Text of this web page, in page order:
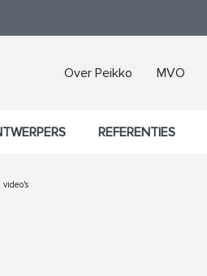
Over Peikko MVO
REFERENTIES
video's